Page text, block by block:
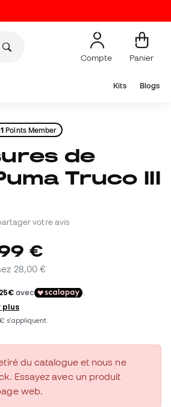
Compte Panier
Kits Blogs
Points Member
Truco III
votre avis
€
28,00 €
du catalogue et nous ne
Essayez avec un produit
web.